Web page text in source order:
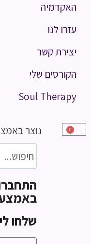
האקדמיה
עזרו לנו
יצירת קשר
הקורסים שלי
Soul Therapy
0 נוצר
שלחו